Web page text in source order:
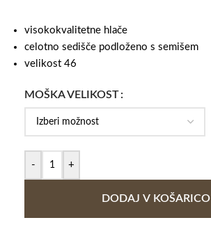
visokokvalitetne hlače
celotno sedišče podloženo s semišem
velikost 46
MOŠKA VELIKOST
- +
DODAJ V KOŠARICO